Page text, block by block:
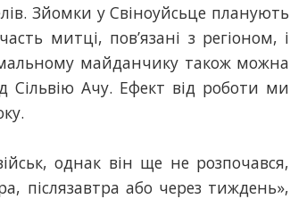
Зйомки у Свіноуйсьце планують
митці, пов’язані з регіоном, і
майданчику також можна
Сільвію Ачу. Ефект від роботи ми
однак він ще не розпочався,
післязавтра або через тиждень»,